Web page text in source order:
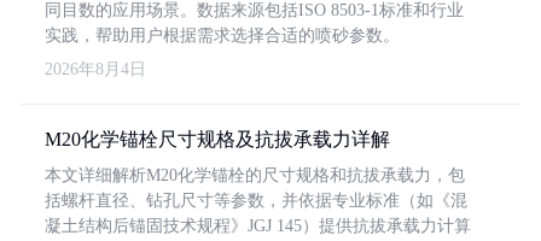
同目数的应用场景。数据来源包括ISO 8503-1标准和行业
实践，帮助用户根据需求选择合适的喷砂参数。
2026年8月4日
M20化学锚栓尺寸规格及抗拔承载力详解
本文详细解析M20化学锚栓的尺寸规格和抗拔承载力，包
括螺杆直径、钻孔尺寸等参数，并依据专业标准（如《混
凝土结构后锚固技术规程》JGJ 145）提供抗拔承载力计算